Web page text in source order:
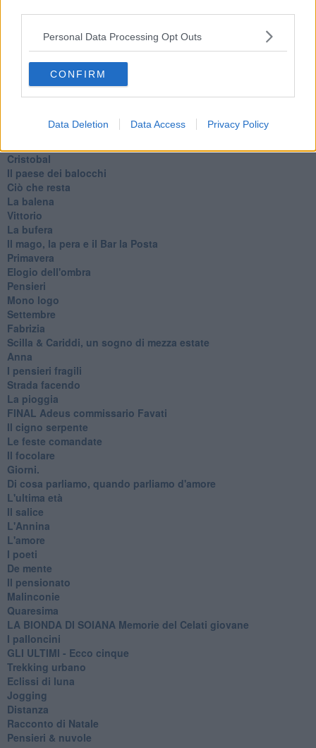
Personal Data Processing Opt Outs
CONFIRM
Data Deletion Data Access Privacy Policy
Il guardiano
Lo sgombero
Il padre della storia
Pensieri brevi
L'evoluzione della specie
Il servizio
L'Oscuro
Cristobal
Il paese dei balocchi
Ciò che resta
La balena
Vittorio
La bufera
Il mago, la pera e il Bar la Posta
Primavera
Elogio dell'ombra
Pensieri
Mono logo
Settembre
Fabrizia
​Scilla & Cariddi, un sogno di mezza estate
Anna
I pensieri fragili
Strada facendo
La pioggia
FINAL Adeus commissario Favati
Il cigno serpente
Le feste comandate
Il focolare
Giorni.
Di cosa parliamo, quando parliamo d'amore
L'ultima età
Il salice
L'Annina
L'amore
I poeti
De mente
Il pensionato
Malinconie
Quaresima
LA BIONDA DI SOIANA Memorie del Celati giovane
I palloncini
GLI ULTIMI - Ecco cinque
Trekking urbano
Eclissi di luna
Jogging
Distanza
Racconto di Natale
Pensieri & nuvole